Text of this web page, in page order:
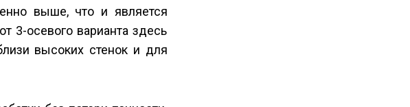
выше, что и является
3-осевого варианта здесь
высоких стенок и для